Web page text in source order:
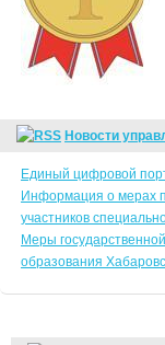
Новости
Единый цифровой
Информация о мерах
участников
Меры
образования